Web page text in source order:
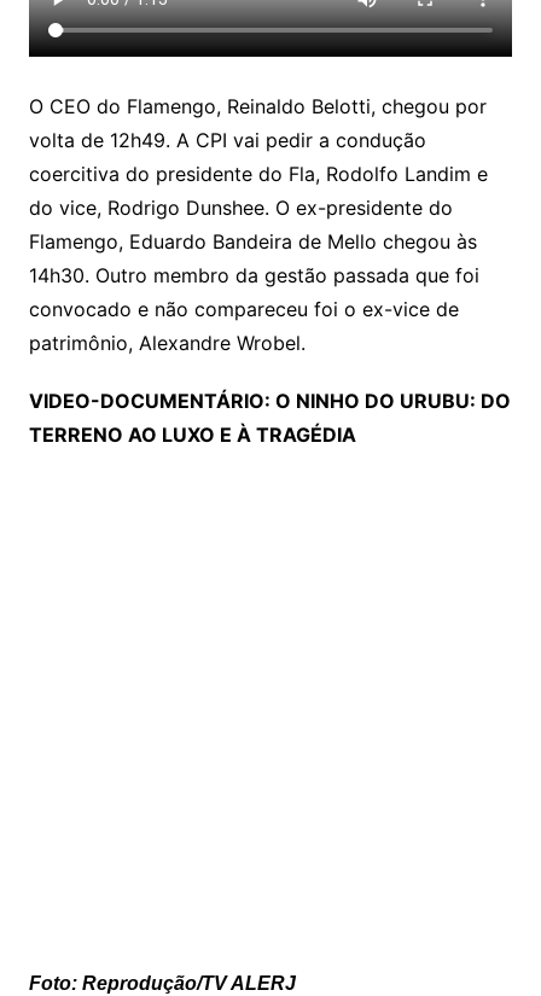
O CEO do Flamengo, Reinaldo Belotti, chegou por
volta de 12h49. A CPI vai pedir a condução
coercitiva do presidente do Fla, Rodolfo Landim e
do vice, Rodrigo Dunshee. O ex-presidente do
Flamengo, Eduardo Bandeira de Mello chegou às
14h30. Outro membro da gestão passada que foi
convocado e não compareceu foi o ex-vice de
patrimônio, Alexandre Wrobel.
VIDEO-DOCUMENTÁRIO: O NINHO DO URUBU: DO
TERRENO AO LUXO E À TRAGÉDIA
Foto: Reprodução/TV ALERJ